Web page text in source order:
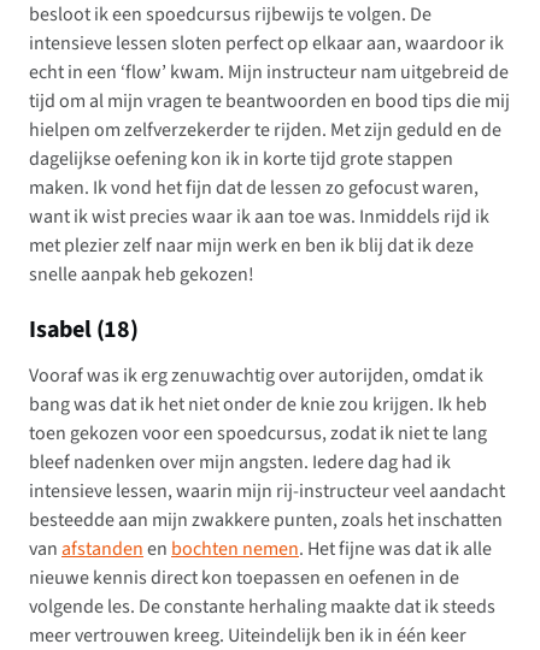
besloot ik een spoedcursus rijbewijs te volgen. De
intensieve lessen sloten perfect op elkaar aan, waardoor ik
echt in een ‘flow’ kwam. Mijn instructeur nam uitgebreid de
tijd om al mijn vragen te beantwoorden en bood tips die mij
hielpen om zelfverzekerder te rijden. Met zijn geduld en de
dagelijkse oefening kon ik in korte tijd grote stappen
maken. Ik vond het fijn dat de lessen zo gefocust waren,
want ik wist precies waar ik aan toe was. Inmiddels rijd ik
met plezier zelf naar mijn werk en ben ik blij dat ik deze
snelle aanpak heb gekozen!
Isabel (18)
Vooraf was ik erg zenuwachtig over autorijden, omdat ik
bang was dat ik het niet onder de knie zou krijgen. Ik heb
toen gekozen voor een spoedcursus, zodat ik niet te lang
bleef nadenken over mijn angsten. Iedere dag had ik
intensieve lessen, waarin mijn rij-instructeur veel aandacht
besteedde aan mijn zwakkere punten, zoals het inschatten
vanafstandenen bochten nemen. Het fijne was dat ik alle
nieuwe kennis direct kon toepassen en oefenen in de
volgende les. De constante herhaling maakte dat ik steeds
meer vertrouwen kreeg. Uiteindelijk ben ik in één keer